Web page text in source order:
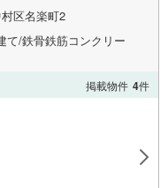
区名楽町2
て/鉄骨鉄筋コンクリー
掲載物件 4件